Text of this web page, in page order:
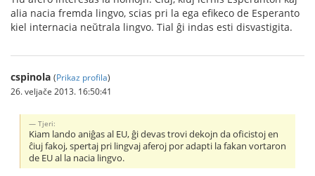
alia nacia fremda lingvo, scias pri la ega efikeco de Esperanto
kiel internacia neŭtrala lingvo. Tial ĝi indas esti disvastigita.
cspinola (Prikaz profila)
26. veljače 2013. 16:50:41
Tjeri:
Kiam lando aniĝas al EU, ĝi devas trovi dekojn da oficistoj en
ĉiuj fakoj, spertaj pri lingvaj aferoj por adapti la fakan vortaron
de EU al la nacia lingvo.